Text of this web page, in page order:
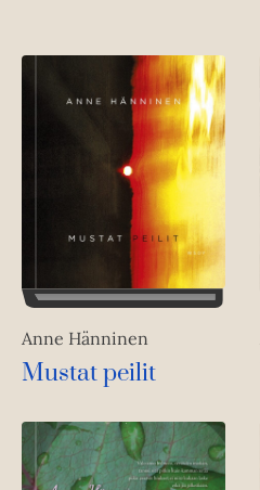
Anne Hänninen
Mustat peilit